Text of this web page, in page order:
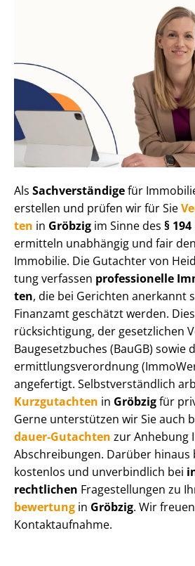
Als Sachverständigefür
erstellen und prüfen wir für Sie
ten in Gröbzig im Sinne des §
ermitteln unabhängig und fair
Immobilie. Die Gutachter von
tung verfassen professionelle
ten, die bei Gerichten anerkannt
Finanzamt geschätzt werden.
rück­sich­ti­gung, der gesetzlichen
Baugesetzbuches (BauGB)
ermitt­lungs­ver­ord­nung
angefertigt. Selbst­ver­ständ­lich
Kurzgutachten in Gröbzigfür
Gerne unterstützen wir Sie auch
dau­er-Gutachten zur Anhebung
Abschreibungen. Darüber hinaus
kostenlos und unverbindlich bei
rechtlichen Fragestellungen zu
be­wer­tung in Gröbzig. Wir
Kontaktaufnahme.